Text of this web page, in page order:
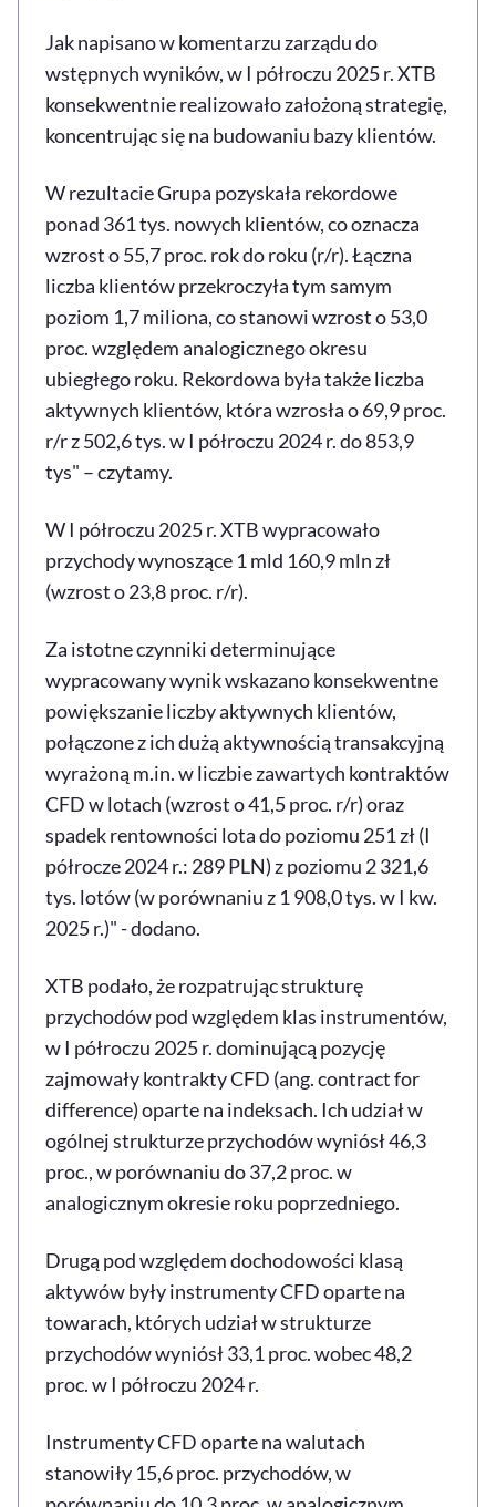
Jak napisano w komentarzu zarządu do
wstępnych wyników, w I półroczu 2025 r. XTB
konsekwentnie realizowało założoną strategię,
koncentrując się na budowaniu bazy klientów.
W rezultacie Grupa pozyskała rekordowe
ponad 361 tys. nowych klientów, co oznacza
wzrost o 55,7 proc. rok do roku (r/r). Łączna
liczba klientów przekroczyła tym samym
poziom 1,7 miliona, co stanowi wzrost o 53,0
proc. względem analogicznego okresu
ubiegłego roku. Rekordowa była także liczba
aktywnych klientów, która wzrosła o 69,9 proc.
r/r z 502,6 tys. w I półroczu 2024 r. do 853,9
tys" – czytamy.
W I półroczu 2025 r. XTB wypracowało
przychody wynoszące 1 mld 160,9 mln zł
(wzrost o 23,8 proc. r/r).
Za istotne czynniki determinujące
wypracowany wynik wskazano konsekwentne
powiększanie liczby aktywnych klientów,
połączone z ich dużą aktywnością transakcyjną
wyrażoną m.in. w liczbie zawartych kontraktów
CFD w lotach (wzrost o 41,5 proc. r/r) oraz
spadek rentowności lota do poziomu 251 zł (I
półrocze 2024 r.: 289 PLN) z poziomu 2 321,6
tys. lotów (w porównaniu z 1 908,0 tys. w I kw.
2025 r.)" - dodano.
XTB podało, że rozpatrując strukturę
przychodów pod względem klas instrumentów,
w I półroczu 2025 r. dominującą pozycję
zajmowały kontrakty CFD (ang. contract for
difference) oparte na indeksach. Ich udział w
ogólnej strukturze przychodów wyniósł 46,3
proc., w porównaniu do 37,2 proc. w
analogicznym okresie roku poprzedniego.
Drugą pod względem dochodowości klasą
aktywów były instrumenty CFD oparte na
towarach, których udział w strukturze
przychodów wyniósł 33,1 proc. wobec 48,2
proc. w I półroczu 2024 r.
Instrumenty CFD oparte na walutach
stanowiły 15,6 proc. przychodów, w